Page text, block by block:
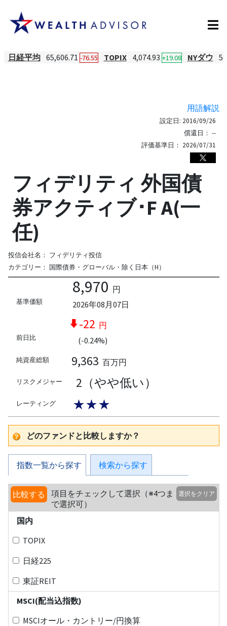
日経平均 65,606.71 -76.55 TOPIX 4,074.93 +19.08 NYダウ
用語解説
設定日: 2016/09/26
償還日： --
評価基準日： 2026/07/31
フィデリティ 外国債
券アクティブ･F A(一
任)
投信会社名： フィデリティ投信
カテゴリー： 国際債券・グローバル・除く日本（H）
基準価額
8,970 円
2026年08月07日
前日比
-22 円
(-0.24%)
純資産総額 9,363 百万円
リスクメジャー 2（やや低い）
レーティング ★★★
どのファンドと比較しますか？
指数一覧から探す 検索から探す
比較する
項目をチェックして選択（※4つま
で選択可）
選択をクリア
国内
TOPIX
日経225
東証REIT
MSCI(配当込指数)
MSCIオール・カントリー/円換算